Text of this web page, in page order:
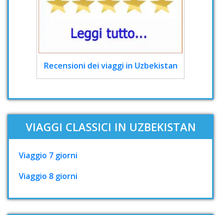
Recensioni dei viaggi in Uzbekistan
VIAGGI CLASSICI IN UZBEKISTAN
Viaggio 7 giorni
Viaggio 8 giorni